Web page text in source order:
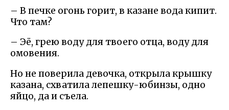
– В печке огонь горит, в казане вода кипит.
Что там?
– Эё, грею воду для твоего отца, воду для
омовения.
Но не поверила девочка, открыла крышку
казана, схватила лепешку-юбинзы, одно
яйцо, да и съела.